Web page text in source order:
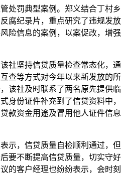
处罚典型案例。郑义结合丁村乡
腐纪录片，重点研究了违规发放
险信息的案例，以案促改，增强
社坚持信贷质量检查常态化，通
查等方式对今年以来新发放的所
该社及时联系了两名原先提供临
身份证件补充到了信贷资料中，
款资金用途及冒用他人证件信息
示，信贷质量自检顺利通过，但
要不断提高信贷质量，切实守好
的客户经理也纷纷表示，会时刻